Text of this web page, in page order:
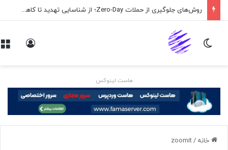
روش‌های جلوگیری از حملات Zero-Day؛ از شناسایی تهدید تا کاهش ریسک
تغییر پوسته
هاست لینوکس
خانه /
zoomit